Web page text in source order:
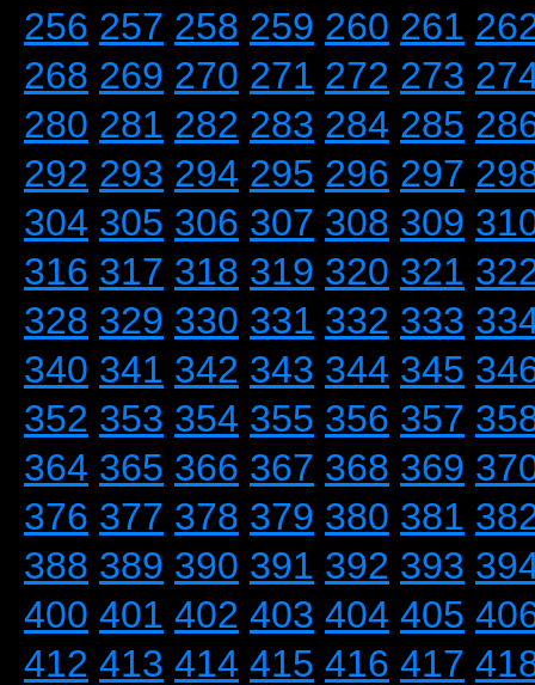
256 257 258 259 260 261
268 269 270 271 272 273
280 281 282 283 284 285
292 293 294 295 296 297
304 305 306 307 308 309
316 317 318 319 320 321
328 329 330 331 332 333
340 341 342 343 344 345
352 353 354 355 356 357
364 365 366 367 368 369
376 377 378 379 380 381
388 389 390 391 392 393
400 401 402 403 404 405
412 413 414 415 416 417